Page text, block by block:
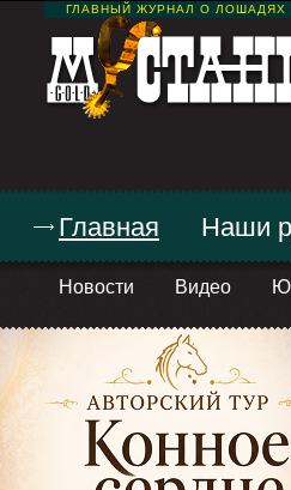
ГЛАВНЫЙ ЖУРНАЛ О ЛОШАДЯХ
Главная
Новости Видео
Наши